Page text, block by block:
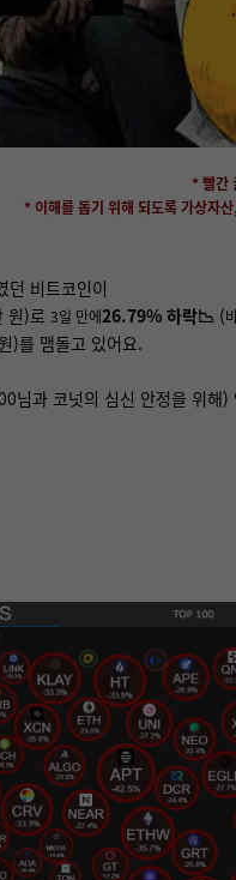
* 빨간
* 이해를 돕기 위해 되도록 가상자
비트코인이
원)로 3일 만에26.79% 하락📉 (
)를 맴돌고 있어요.
님과 코넛의 심신 안정을 위해